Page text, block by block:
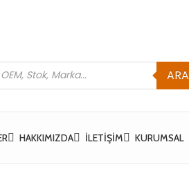
ARA
HAKKIMIZDA İLETIŞIM KURUMSAL